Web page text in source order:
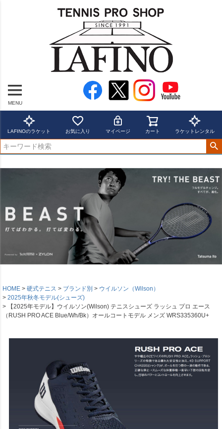
MENU
LAFINOのラケット お気に入り マイページ カート ラケットレンタル
HOME 硬式テニス ブランド別
ウイルソン（Wilson）
2025年秋冬モデル(シューズ)
【2025年モデル】ウイルソン(Wilson) テニスシューズ ラッシュ プロ エース
（RUSH PRO ACE Blue/Wh/Bk）オールコートモデル メンズ WRS335360U+